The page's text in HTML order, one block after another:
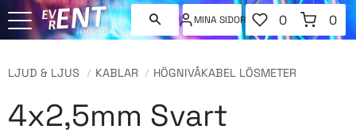
MINA SIDOR
FAVORITER
ANTAL
0
KUNDVAGN
0
LJUD & LJUS KABLAR HÖGNIVÅKABEL LÖSMETER
4x2,5mm Svart